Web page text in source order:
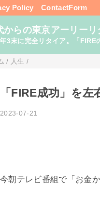
Policy ContactForm
からの東京アーリーリ
3末に完全リタイア。「
/ 人生 /
「FIRE成功」を
2023-07-21
今朝テレビ番組で「お金